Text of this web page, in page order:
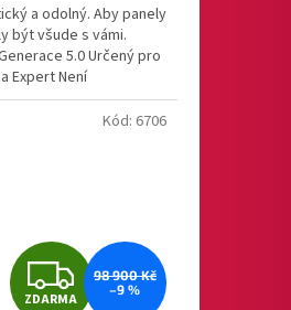
a odolný. Aby panely
být všude s vámi.
5.0 Určený pro
Expert Není
Z
ZDARMA
98 900 Kč
–9 %
Kód: 6706